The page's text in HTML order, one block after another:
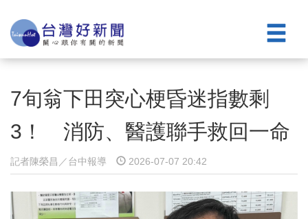
7旬翁下田突心梗昏迷指數剩
3！ 消防、醫護聯手救回一命
記者陳榮昌／台中報導 2026-07-07 20:42